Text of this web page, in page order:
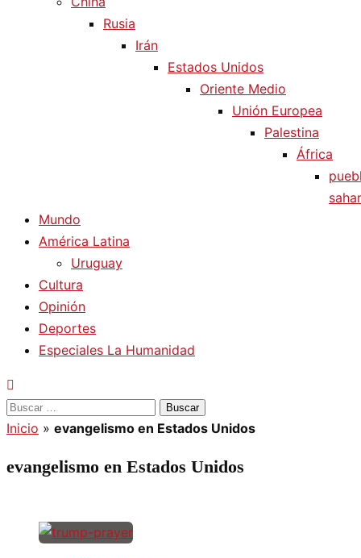
Rusia
Irán
Estados Unidos
Oriente Medio
Unión Europea
Palestina
África
Mundo
América Latina
Uruguay
Cultura
Opinión
Deportes
Especiales La Humanidad
Buscar:
Inicio » evangelismo en Estados Unidos
evangelismo en Estados Unidos